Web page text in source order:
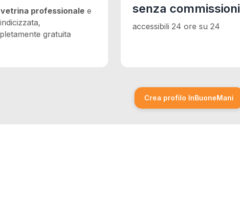
vetrina professionale e
gratuita
senza commissioni
accessibili 24 ore su 24
Crea profilo InBuoneMani